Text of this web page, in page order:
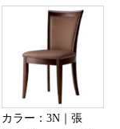
カラー：3N｜張